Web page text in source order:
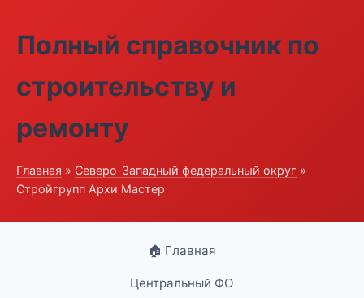
Полный справочник по
строительству и
ремонту
Главная » Северо-Западный федеральный округ »
Стройгрупп Архи Мастер
🏠 Главная
Центральный ФО